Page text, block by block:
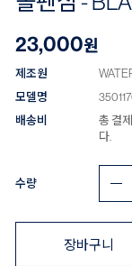
23,000원
제조원
모델명
배송비
총 결
다.
수량
장바구니